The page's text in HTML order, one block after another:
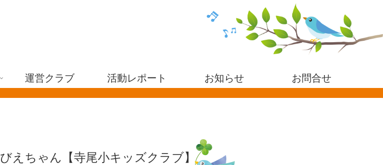
運営クラブ 活動レポート お知らせ お問合せ
えちゃん【寺尾小キッズクラブ】